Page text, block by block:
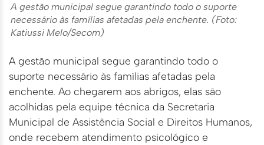
A gestão municipal segue garantindo todo o suporte
necessário às famílias afetadas pela enchente. (Foto:
Katiussi Melo/Secom)
A gestão municipal segue garantindo todo o
suporte necessário às famílias afetadas pela
enchente. Ao chegarem aos abrigos, elas são
acolhidas pela equipe técnica da Secretaria
Municipal de Assistência Social e Direitos Humanos,
onde recebem atendimento psicológico e